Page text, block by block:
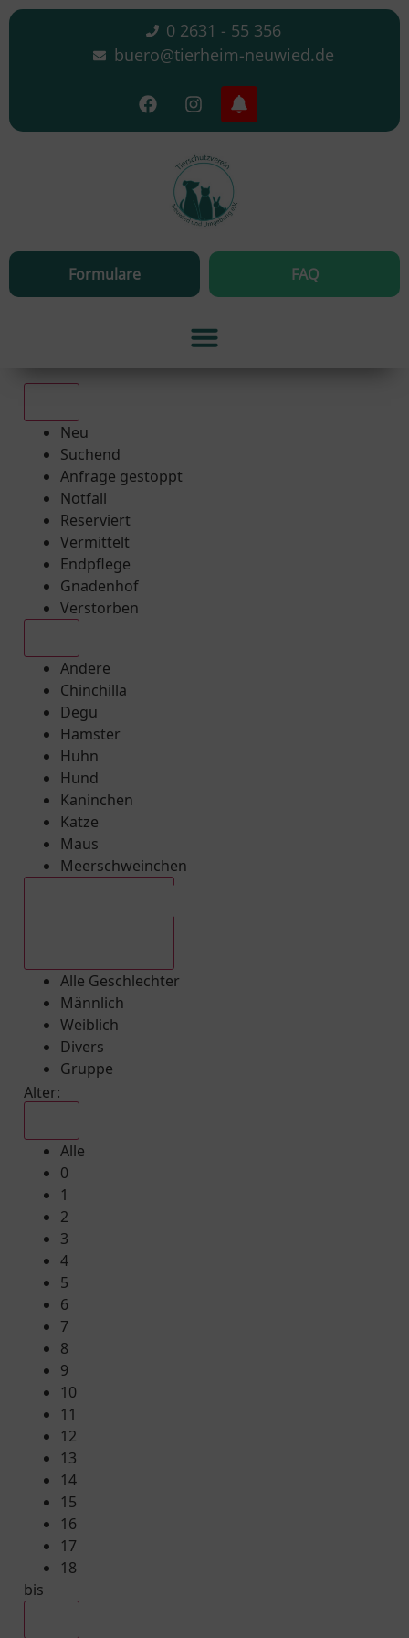
0 2631 - 55 356
buero@tierheim-neuwied.de
Formulare FAQ
Neu
Suchend
Anfrage gestoppt
Notfall
Reserviert
Vermittelt
Endpflege
Gnadenhof
Verstorben
Andere
Chinchilla
Degu
Hamster
Huhn
Hund
Kaninchen
Katze
Maus
Meerschweinchen
Alle Geschlechter
Männlich
Weiblich
Divers
Gruppe
Alter:
Alle
0
1
2
3
4
5
6
7
8
9
10
11
12
13
14
15
16
17
18
bis